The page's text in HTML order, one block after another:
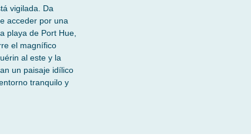
vigilada. Da
acceder por una
playa de Port Hue,
el magnífico
al este y la
un paisaje idílico
tranquilo y